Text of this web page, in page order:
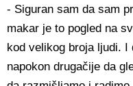
- Siguran sam da sam
makar je to pogled na
kod velikog broja ljudi. I
napokon drugačije da